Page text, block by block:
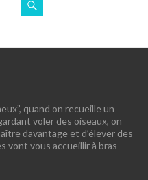
quand on recueille un
voler des oiseaux, on
davantage et d’élever des
vont vous accueillir à bras